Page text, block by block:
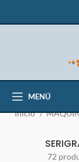
MENÚ
Inicio
72